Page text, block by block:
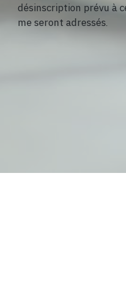
désinscription prévu à
me seront adressés